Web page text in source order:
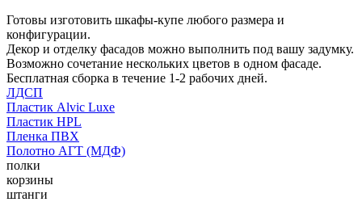
Готовы изготовить шкафы-купе любого размера и
конфигурации.
Декор и отделку фасадов можно выполнить под вашу задумку.
Возможно сочетание нескольких цветов в одном фасаде.
Бесплатная сборка в течение 1-2 рабочих дней.
ЛДСП
Пластик Alvic Luxe
Пластик HPL
Пленка ПВХ
Полотно АГТ (МДФ)
полки
корзины
штанги